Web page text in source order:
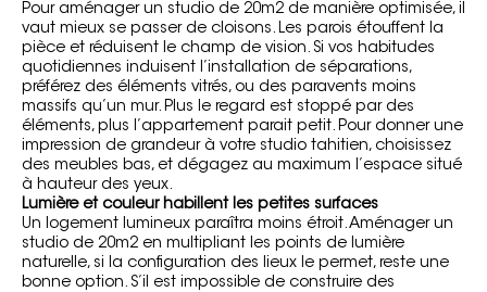
Pour aménager un studio de 20m2 de manière optimisée, il
vaut mieux se passer de cloisons. Les parois étouffent la
pièce et réduisent le champ de vision. Si vos habitudes
quotidiennes induisent l’installation de séparations,
préférez des éléments vitrés, ou des paravents moins
massifs qu’un mur. Plus le regard est stoppé par des
éléments, plus l’appartement parait petit. Pour donner une
impression de grandeur à votre studio tahitien, choisissez
des meubles bas, et dégagez au maximum l’espace situé
à hauteur des yeux.
Lumière et couleur habillent les petites surfaces
Un logement lumineux paraîtra moins étroit. Aménager un
studio de 20m2 en multipliant les points de lumière
naturelle, si la configuration des lieux le permet, reste une
bonne option. S’il est impossible de construire des